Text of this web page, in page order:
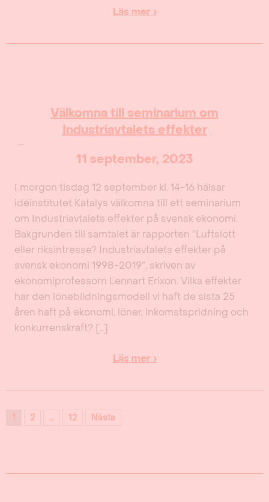
Läs mer ›
Välkomna till seminarium om
Industriavtalets effekter
11 september, 2023
I morgon tisdag 12 september kl. 14-16 hälsar
idéinstitutet Katalys välkomna till ett seminarium
om Industriavtalets effekter på svensk ekonomi.
Bakgrunden till samtalet är rapporten ”Luftslott
eller riksintresse? Industriavtalets effekter på
svensk ekonomi 1998-2019”, skriven av
ekonomiprofessorn Lennart Erixon. Vilka effekter
har den lönebildningsmodell vi haft de sista 25
åren haft på ekonomi, löner, inkomstspridning och
konkurrenskraft? […]
Läs mer ›
1 2 … 12 Nästa